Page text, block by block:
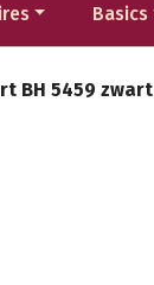
Basics
BH 5459 zwart